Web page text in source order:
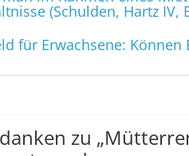
(Schulden, Hartz IV,
für Erwachsene:
zu „